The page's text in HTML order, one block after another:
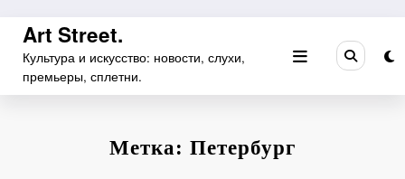
Перейти
содержимому
Art Street.
Культура и искусство: новости, слухи,
премьеры, сплетни.
Метка: Петербург